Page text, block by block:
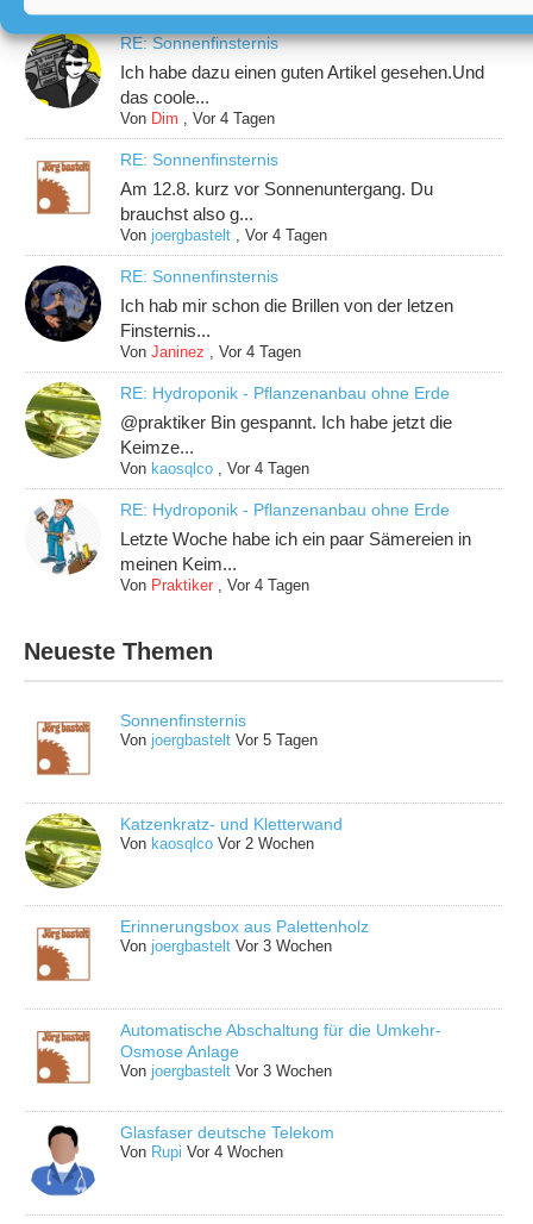
RE: Sonnenfinsternis
Ich habe dazu einen guten Artikel gesehen.Und
das coole...
Von Dim ,Vor 4 Tagen
RE: Sonnenfinsternis
Am 12.8. kurz vor Sonnenuntergang. Du
brauchst also g...
Vonjoergbastelt ,Vor 4 Tagen
RE: Sonnenfinsternis
Ich hab mir schon die Brillen von der letzen
Finsternis...
VonJaninez ,Vor 4 Tagen
RE: Hydroponik - Pflanzenanbau ohne Erde
@praktiker Bin gespannt. Ich habe jetzt die
Keimze...
Von kaosqlco ,Vor 4 Tagen
RE: Hydroponik - Pflanzenanbau ohne Erde
Letzte Woche habe ich ein paar Sämereien in
meinen Keim...
Von Praktiker ,Vor 4 Tagen
Neueste Themen
Sonnenfinsternis
Vonjoergbastelt Vor 5 Tagen
Katzenkratz- und Kletterwand
Vonkaosqlco Vor 2 Wochen
Erinnerungsbox aus Palettenholz
Vonjoergbastelt Vor 3 Wochen
Automatische Abschaltung für die Umkehr-
Osmose Anlage
Vonjoergbastelt Vor 3 Wochen
Glasfaser deutsche Telekom
Von Rupi Vor 4 Wochen